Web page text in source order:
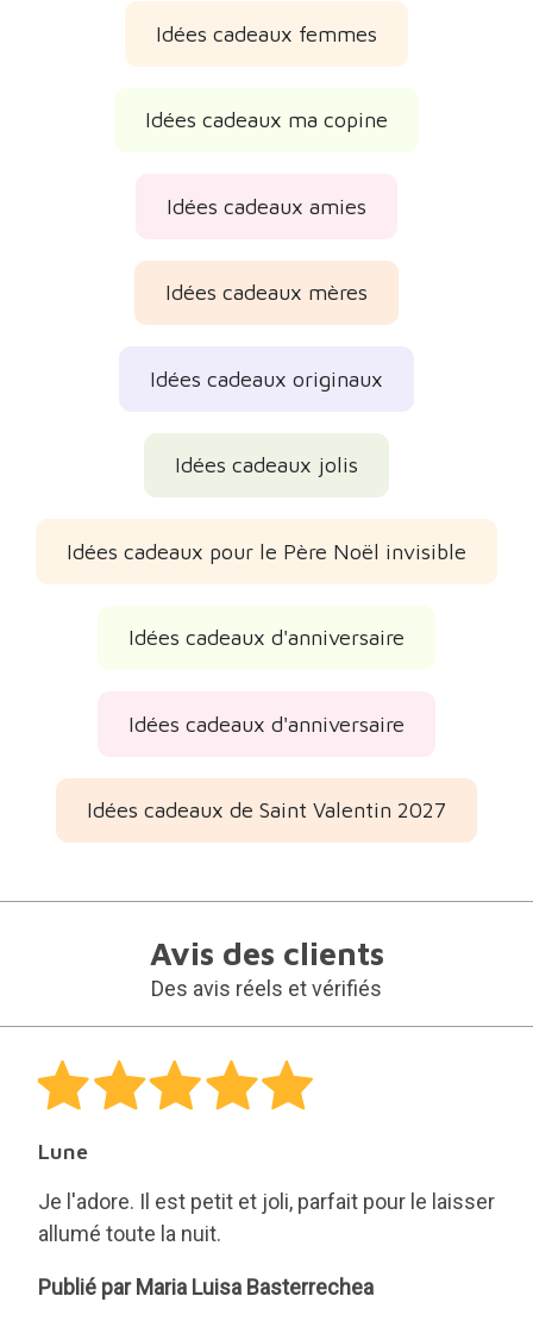
Idées cadeaux femmes
Idées cadeaux ma copine
Idées cadeaux amies
Idées cadeaux mères
Idées cadeaux originaux
Idées cadeaux jolis
Idées cadeaux pour le Père Noël invisible
Idées cadeaux d'anniversaire
Idées cadeaux d'anniversaire
Idées cadeaux de Saint Valentin 2027
Avis des clients
Des avis réels et vérifiés
Lune
Je l'adore. Il est petit et joli, parfait pour le laisser
allumé toute la nuit.
Maria
Publié par Maria Luisa Basterrechea